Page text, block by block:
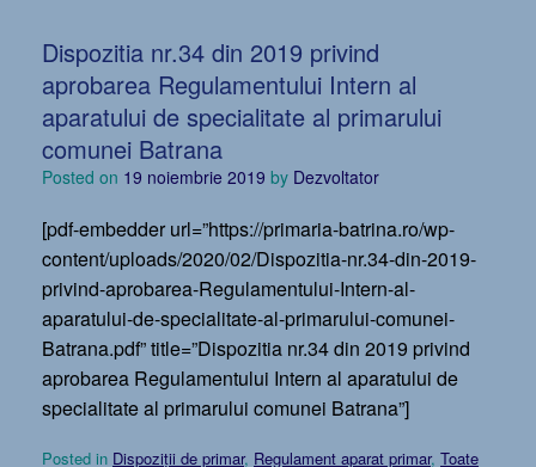
Dispozitia nr.34 din 2019 privind
aprobarea Regulamentului Intern al
aparatului de specialitate al primarului
comunei Batrana
Posted on 19 noiembrie 2019 by Dezvoltator
[pdf-embedder url=”https://primaria-batrina.ro/wp-
content/uploads/2020/02/Dispozitia-nr.34-din-2019-
privind-aprobarea-Regulamentului-Intern-al-
aparatului-de-specialitate-al-primarului-comunei-
Batrana.pdf” title=”Dispozitia nr.34 din 2019 privind
aprobarea Regulamentului Intern al aparatului de
specialitate al primarului comunei Batrana”]
Posted in Dispoziții de primar, Regulament aparat primar, Toate